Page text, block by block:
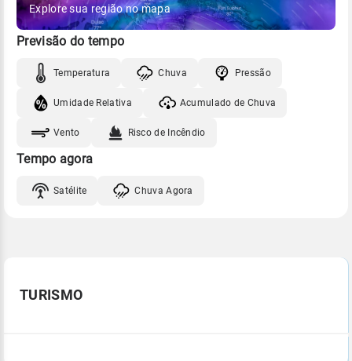
Explore sua região no mapa
Previsão do tempo
Temperatura Chuva Pressão
Umidade Relativa Acumulado de Chuva
Vento Risco de Incêndio
Tempo agora
Satélite Chuva Agora
TURISMO